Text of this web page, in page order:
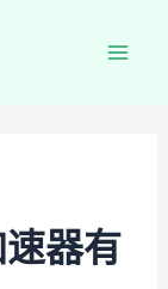
器有